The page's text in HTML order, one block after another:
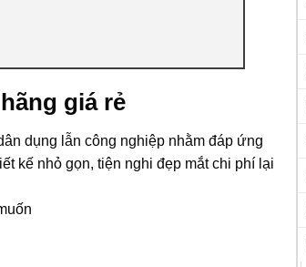
giá rẻ
dụng lẫn công nghiệp nhằm đáp ứng
kế nhỏ gọn, tiện nghi đẹp mắt chi phí lại